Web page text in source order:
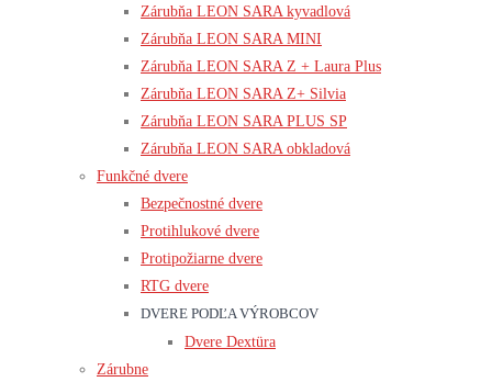
Zárubňa LEON SARA kyvadlová
Zárubňa LEON SARA MINI
Zárubňa LEON SARA Z + Laura Plus
Zárubňa LEON SARA Z+ Silvia
Zárubňa LEON SARA PLUS SP
Zárubňa LEON SARA obkladová
Funkčné dvere
Bezpečnostné dvere
Protihlukové dvere
Protipožiarne dvere
RTG dvere
DVERE PODĽA VÝROBCOV
Dvere Dextüra
Zárubne